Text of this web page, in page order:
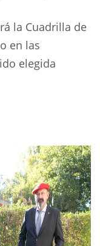
la Cuadrilla de
en las
elegida